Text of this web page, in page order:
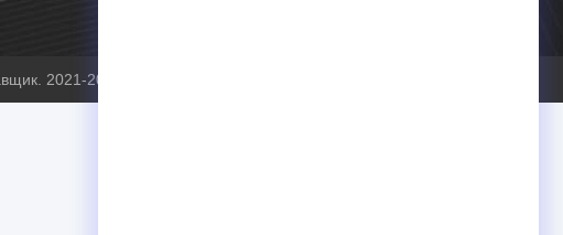
2021-2026 wasteprocessingplant.com . Все права защищены.